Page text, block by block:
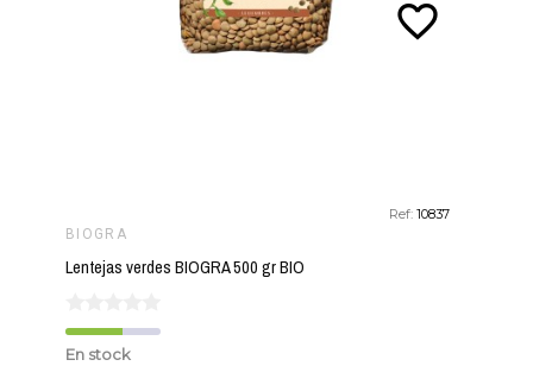
Ref:10837
BIOGRA
Lentejas verdes BIOGRA 500 gr BIO
En stock
favorite_border